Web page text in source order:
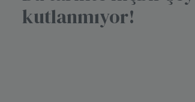
kutlanmıyor!